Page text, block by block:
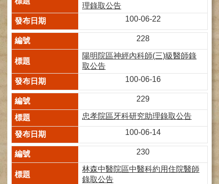
心
(Health
Management
Center)
醫
療
費
基
準
電
歷
實
施
理錄取公告
100-06-22
228
陽明院區神經內科師(三)級醫師錄
取公告
100-06-16
229
忠孝院區牙科研究助理錄取公告
100-06-14
230
林森中醫院區中醫科約用住院醫師
錄取公告